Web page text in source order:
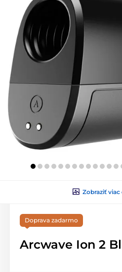
Zobraziť viac
Doprava zadarmo
Arcwave Ion 2